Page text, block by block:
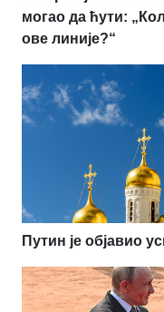
могао да ћути:
ове линије?“
Путин је објавио